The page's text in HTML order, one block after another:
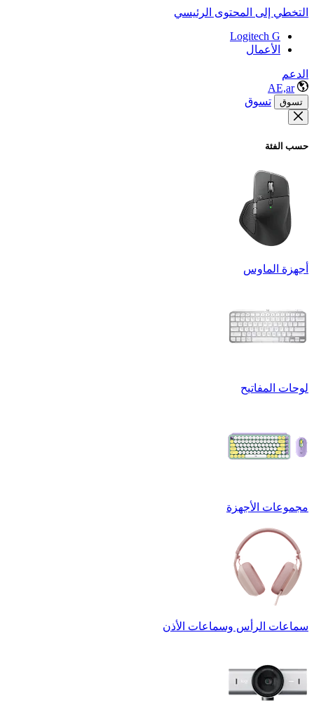
التخطي إلى المحتوى الرئيسي
Logitech G
الأعمال
الدعم
AE,ar
تسوق تسوق
حسب الفئة
أجهزة الماوس
لوحات المفاتيح
مجموعات الأجهزة
سماعات الرأس وسماعات الأذن